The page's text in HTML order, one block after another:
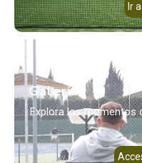
Ir
Galería
Explora los momentos